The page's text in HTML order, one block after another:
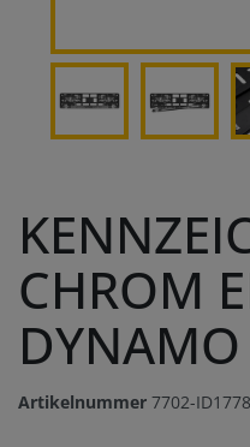
CHROM
Artikelnummer 7702-